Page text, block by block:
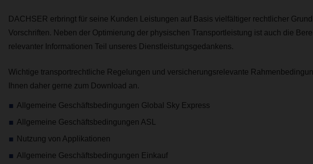
DACHSER erbringt für seine Kunden Leistungen auf Basis vielfältiger rechtlicher
Vorschriften. Neben der Optimierung der physischen Transportleistung ist auch die
relevanter Informationen Teil unseres Dienstleistungsgedankens.
Wichtige transportrechtliche Regelungen und versicherungsrelevante
Ihnen daher gerne zum Download an.
Allgemeine Geschäftsbedingungen Global Sky Express
Allgemeine Geschäftsbedingungen ASL
Nutzung von Applikationen
Allgemeine Geschäftsbedingungen Einkauf